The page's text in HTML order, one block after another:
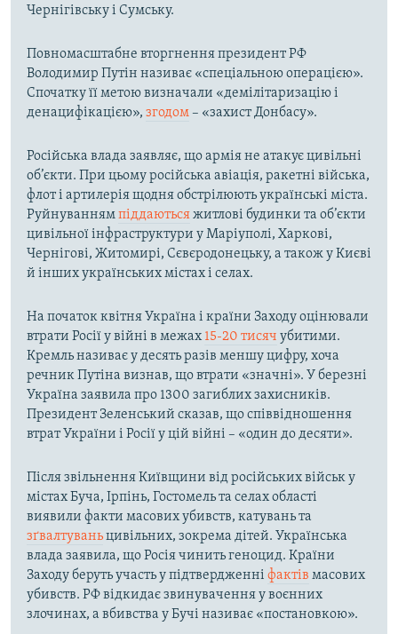
Чернігівську і Сумську.
Повномасштабне вторгнення президент РФ
Володимир Путін називає «спеціальною операцією».
Спочатку її метою визначали «демілітаризацію і
денацифікацією», згодом– «захист Донбасу».
Російська влада заявляє, що армія не атакує цивільні
об’єкти. При цьому російська авіація, ракетні війська,
флот і артилерія щодня обстрілюють українські міста.
Руйнуваннямпіддаютьсяжитлові будинки та об’єкти
цивільної інфраструктури у Маріуполі, Харкові,
Чернігові, Житомирі, Сєвєродонецьку, а також у Києві
й інших українських містах і селах.
На початок квітня Україна і країни Заходу оцінювали
втрати Росії у війні в межах 15-20 тисяч убитими.
Кремль називає у десять разів меншу цифру, хоча
речник Путіна визнав, що втрати «значні». У березні
Україна заявила про 1300 загиблих захисників.
Президент Зеленський сказав, що співвідношення
втрат України і Росії у цій війні – «один до десяти».
Після звільнення Київщини від російських військ у
містах Буча, Ірпінь, Гостомель та селах області
виявили факти масових убивств, катувань та
зґвалтуваньцивільних, зокрема дітей. Українська
влада заявила, що Росія чинить геноцид. Країни
Заходу беруть участь у підтвердженні фактів масових
убивств. РФ відкидає звинувачення у воєнних
злочинах, а вбивства у Бучі називає «постановкою».